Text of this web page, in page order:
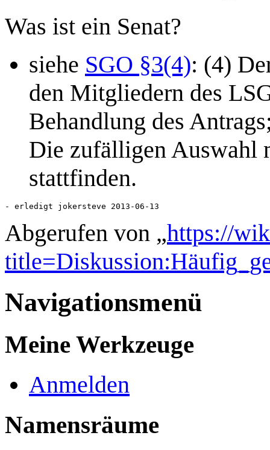
Was ist ein Senat?
siehe SGO §3(4): (4)
den Mitgliedern des
Behandlung des
Die zufälligen Auswahl
stattfinden.
Abgerufen von „https://
Navigationsmenü
Meine Werkzeuge
Anmelden
Namensräume